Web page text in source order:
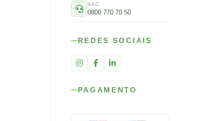
SAC
0800 770 70 50
REDES SOCIAIS
PAGAMENTO